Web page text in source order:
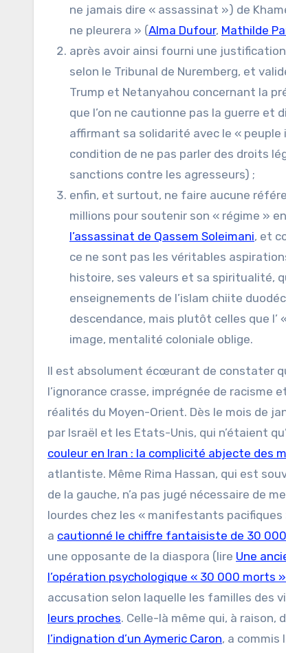
ne jamais dire « assassinat ») de
ne pleurera » (Alma Dufour, Mathilde
après avoir ainsi fourni une
selon le Tribunal de Nuremberg, et
Trump et Netanyahou concernant la
que l’on ne cautionne pas la guerre
affirmant sa solidarité avec le «
condition de ne pas parler des droits
sanctions contre les agresseurs) ;
enfin, et surtout, ne faire aucune
millions pour soutenir son « régime »
l’assassinat de Qassem Soleimani, et
ce ne sont pas les véritables
histoire, ses valeurs et sa spiritualité,
enseignements de l’islam chiite
descendance, mais plutôt celles que
image, mentalité coloniale oblige.
Il est absolument écœurant de constater
l’ignorance crasse, imprégnée de racisme
réalités du Moyen-Orient. Dès le mois de
par Israël et les Etats-Unis, qui n’étaient
couleur en Iran : la complicité abjecte des
atlantiste. Même Rima Hassan, qui est
de la gauche, n’a pas jugé nécessaire de
lourdes chez les « manifestants
a cautionné le chiffre fantaisiste de 30
une opposante de la diaspora (lire Une
l’opération psychologique « 30 000 morts
accusation selon laquelle les familles des
leurs proches. Celle-là même qui, à
l’indignation d’un Aymeric Caron, a commis